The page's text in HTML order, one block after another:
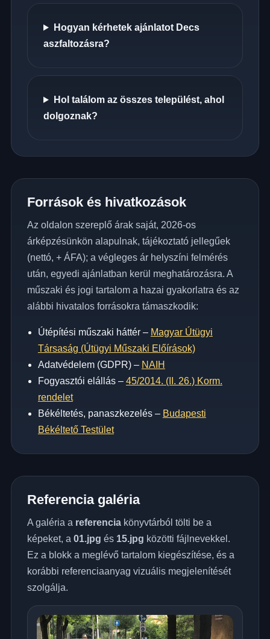
Hogyan kérhetek ajánlatot Decs
aszfaltozásra?
Hol találom az összes települést, ahol
dolgoznak?
Források és hivatkozások
Az oldalon szereplő árak saját, 2026-os
árképzésünkön alapulnak, tájékoztató jellegűek
(nettó, + ÁFA); a végleges ár helyszíni felmérés
után, egyedi ajánlatban kerül meghatározásra. A
műszaki és jogi tartalom a hazai gyakorlatra és az
alábbi hivatalos forrásokra támaszkodik:
Útépítési műszaki háttér – Magyar Útügyi
Társaság (Útügyi Műszaki Előírások)
Adatvédelem (GDPR) – NAIH
Fogyasztói elállás – 45/2014. (II. 26.) Korm.
rendelet
Békéltetés, panaszkezelés – Budapesti
Békéltető Testület
Referencia galéria
A galéria a referenciakönyvtárból tölti be a
képeket, a 01.jpg és 15.jpg közötti fájlnevekkel.
Ez a blokk a meglévő tartalom kiegészítése, és a
korábbi referenciaanyag vizuális megjelenítését
szolgálja.